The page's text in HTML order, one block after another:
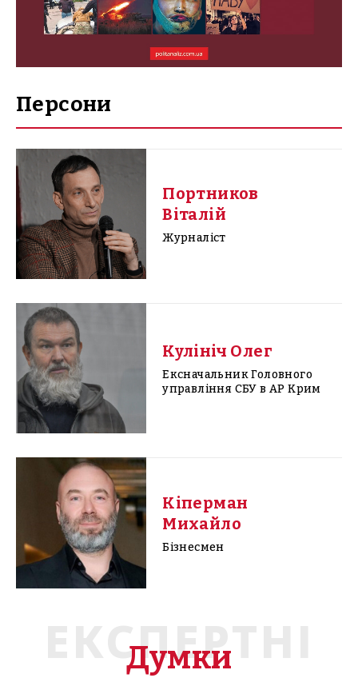
Персони
Портников
Віталій
Журналіст
Кулініч Олег
Ексначальник Головного
управління СБУ в АР Крим
Кіперман
Михайло
Бізнесмен
ЕКСПЕРТНІ
Думки